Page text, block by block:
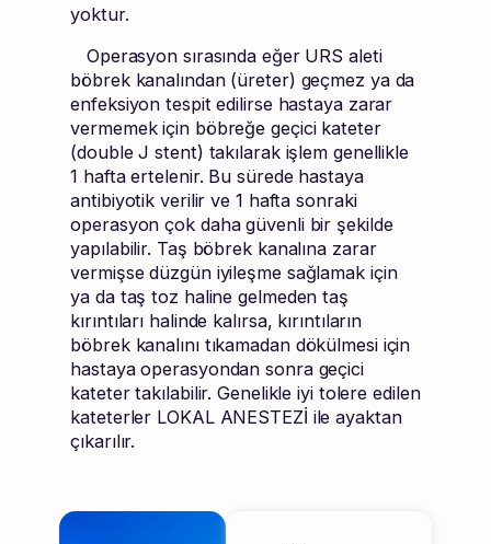
yoktur.
Operasyon sırasında eğer URS aleti
böbrek kanalından (üreter) geçmez ya da
enfeksiyon tespit edilirse hastaya zarar
vermemek için böbreğe geçici kateter
(double J stent) takılarak işlem genellikle
1 hafta ertelenir. Bu sürede hastaya
antibiyotik verilir ve 1 hafta sonraki
operasyon çok daha güvenli bir şekilde
yapılabilir. Taş böbrek kanalına zarar
vermişse düzgün iyileşme sağlamak için
ya da taş toz haline gelmeden taş
kırıntıları halinde kalırsa, kırıntıların
böbrek kanalını tıkamadan dökülmesi için
hastaya operasyondan sonra geçici
kateter takılabilir. Genelikle iyi tolere edilen
kateterler LOKAL ANESTEZİ ile ayaktan
çıkarılır.